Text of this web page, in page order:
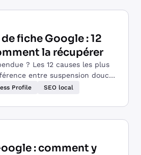
fiche Google : 12
la récupérer
? Les 12 causes les plus
entre suspension douce
de réintégration pas à
Profile SEO local
: comment y